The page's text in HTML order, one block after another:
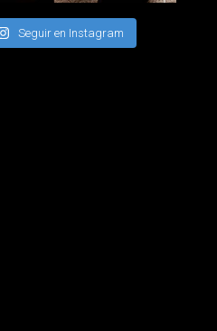
Seguir en Instagram